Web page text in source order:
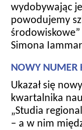
wydobywając
powodujemy
Simona
NOWY NUMER
Ukazał się
kwartalnika
„Studia
– a w nim